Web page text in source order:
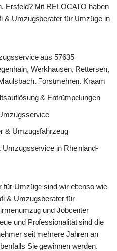
Ersfeld? Mit RELOCATO haben
& Umzugsberater für Umzüge in
aus 57635
Werkhausen, Rettersen,
Forstmehren, Kraam
& Entrümpelungen
& Umzugsfahrzeug
in Rheinland-
für Umzüge sind wir ebenso wie
& Umzugsberater für
und Jobcenter
und Professionalität sind die
seit mehrere Jahren an
Sie gewinnen werden.